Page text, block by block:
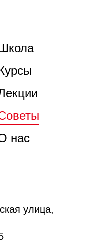
нас
улица,